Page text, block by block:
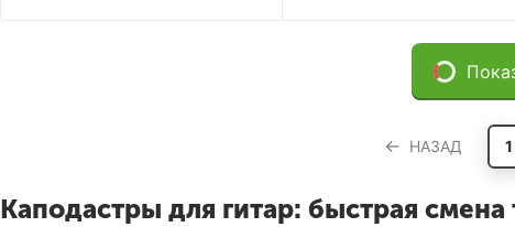
Каподастры для гитар: быстрая
НАЗАД 1